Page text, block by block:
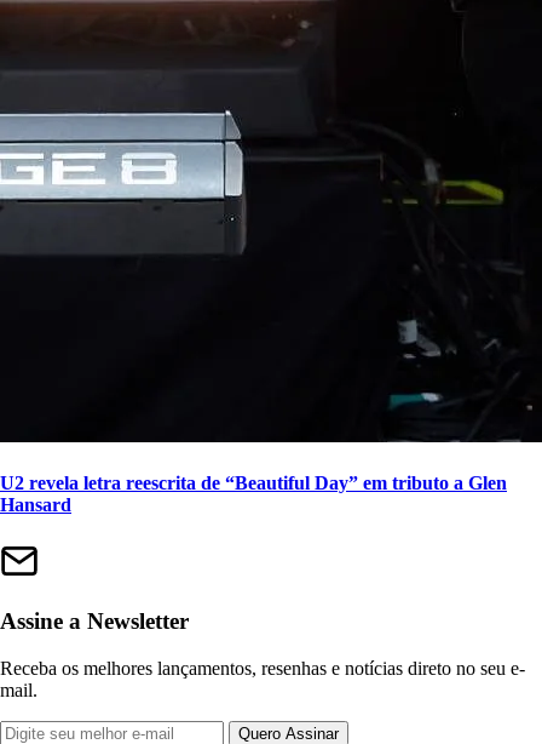
U2 revela letra reescrita de “Beautiful Day” em tributo a Glen
Hansard
Assine a Newsletter
Receba os melhores lançamentos, resenhas e notícias direto no seu e-
mail.
Quero Assinar